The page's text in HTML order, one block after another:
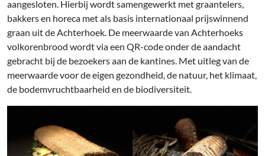
aangesloten. Hierbij wordt samengewerkt met graantelers,
bakkers en horeca met als basis internationaal prijswinnend
graan uit de Achterhoek. De meerwaarde van Achterhoeks
volkorenbrood wordt via een QR-code onder de aandacht
gebracht bij de bezoekers aan de kantines. Met uitleg van de
meerwaarde voor de eigen gezondheid, de natuur, het klimaat,
de bodemvruchtbaarheid en de biodiversiteit.